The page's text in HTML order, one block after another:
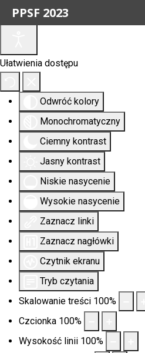
Ułatwienia dostępu
Odwróć kolory
Monochromatyczny
Ciemny kontrast
Jasny kontrast
Niskie nasycenie
Wysokie nasycenie
Zaznacz linki
Zaznacz nagłówki
Czytnik ekranu
Tryb czytania
Skalowanie treści 100%
Czcionka 100%
Wysokość linii 100%
PPSF 2023